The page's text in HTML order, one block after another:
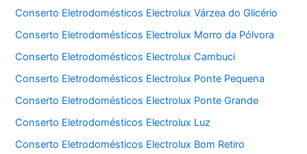
Conserto Eletrodomésticos Electrolux Várzea do Glicério
Conserto Eletrodomésticos Electrolux Morro da Pólvora
Conserto Eletrodomésticos Electrolux Cambuci
Conserto Eletrodomésticos Electrolux Ponte Pequena
Conserto Eletrodomésticos Electrolux Ponte Grande
Conserto Eletrodomésticos Electrolux Luz
Conserto Eletrodomésticos Electrolux Bom Retiro